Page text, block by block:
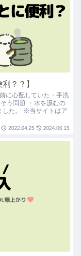
？？】
に心配していた・手洗
う問題 ・水を汲むの
した。 ※当サイトはア
2022.04.25 2024.06.15